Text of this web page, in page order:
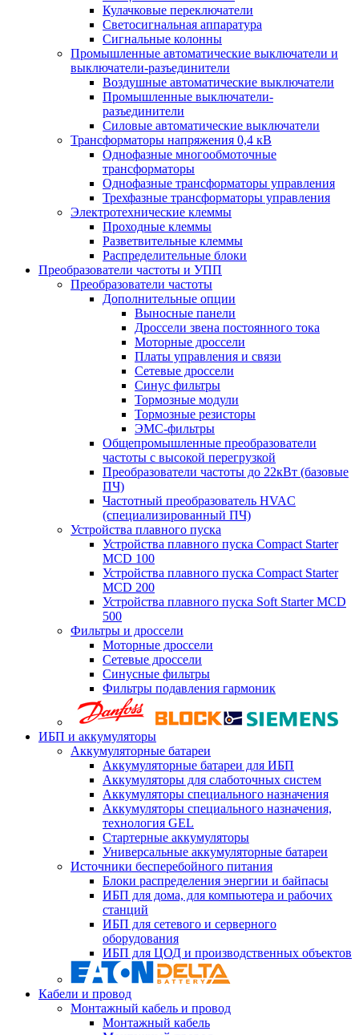
Кулачковые переключатели
Светосигнальная аппаратура
Сигнальные колонны
Промышленные автоматические выключатели и
выключатели-разъединители
Воздушные автоматические выключатели
Промышленные выключатели-
разъединители
Силовые автоматические выключатели
Трансформаторы напряжения 0,4 кВ
Однофазные многообмоточные
трансформаторы
Однофазные трансформаторы управления
Трехфазные трансформаторы управления
Электротехнические клеммы
Проходные клеммы
Разветвительные клеммы
Распределительные блоки
Преобразователи частоты и УПП
Преобразователи частоты
Дополнительные опции
Выносные панели
Дроссели звена постоянного тока
Моторные дроссели
Платы управления и связи
Сетевые дроссели
Синус фильтры
Тормозные модули
Тормозные резисторы
ЭМС-фильтры
Общепромышленные преобразователи
частоты с высокой перегрузкой
Преобразователи частоты до 22кВт (базовые
ПЧ)
Частотный преобразователь HVAC
(специализированный ПЧ)
Устройства плавного пуска
Устройства плавного пуска Compact Starter
MCD 100
Устройства плавного пуска Compact Starter
MCD 200
Устройства плавного пуска Soft Starter MCD
500
Фильтры и дроссели
Моторные дроссели
Сетевые дроссели
Синусные фильтры
Фильтры подавления гармоник
ИБП и аккумуляторы
Аккумуляторные батареи
Аккумуляторные батареи для ИБП
Аккумуляторы для слаботочных систем
Аккумуляторы специального назначения
Аккумуляторы специального назначения,
технология GEL
Стартерные аккумуляторы
Универсальные аккумуляторные батареи
Источники бесперебойного питания
Блоки распределения энергии и байпасы
ИБП для дома, для компьютера и рабочих
станций
ИБП для сетевого и серверного
оборудования
ИБП для ЦОД и производственных объектов
Кабели и провод
Монтажный кабель и провод
Монтажный кабель